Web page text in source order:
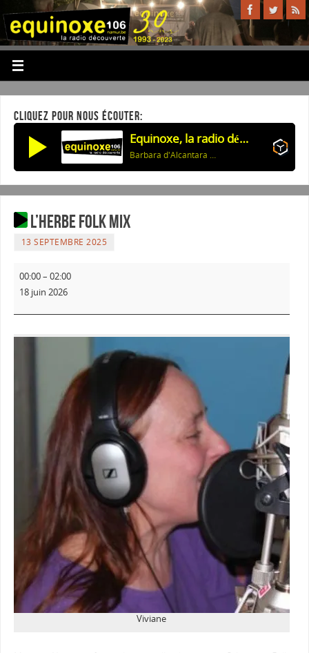
CLIQUEZ POUR NOUS ÉCOUTER:
Equinoxe, la radio découverte
Barbara d'Alcantara & Julos Beaucarne: La bague au doigt
L’herbe Folk Mix
13 SEPTEMBRE 2025
00:00– 02:00
18 juin 2026
Viviane